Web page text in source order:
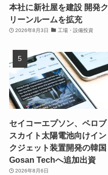
本社に新社屋を建設 開発ク
リーンルームを拡充
2026年8月3日 工場・設備投資
セイコーエプソン、ペロブ
スカイト太陽電池向けイン
クジェット装置開発の韓国
Gosan Techへ追加出資
2026年8月6日